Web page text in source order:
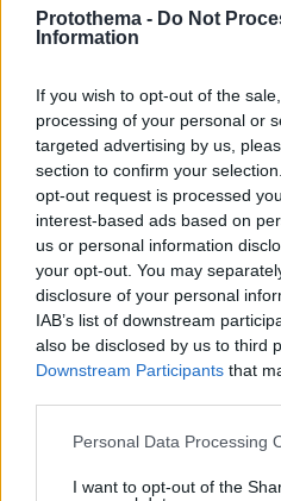
Protothema - Do Not
Information
If you wish to opt-out of the
processing of your personal or
targeted advertising by us,
section to confirm your
opt-out request is processed
interest-based ads based on
us or personal information
your opt-out. You may
disclosure of your personal
IAB’s list of downstream
also be disclosed by us to third
Downstream Participants that
Please note that this website/
not limited to your visit or usage
Personal Data Processing
I want to opt-out of the
Αριστοτέλης Δαμίγος: Σε
αποτέφρωση του
φωτογραφίες